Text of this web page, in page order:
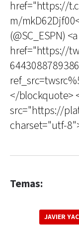
href="https://
m/
(@SC_ESPN) <a
href="https://
</blockquote>
src="https://
charset="utf-
Temas:
JAVIER